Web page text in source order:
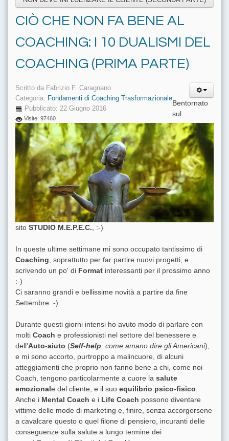
CIÒ CHE NON FA BENE AL
COACHING: I 10 DUALISMI DEL
COACHING (PRIMA PARTE)
Scritto da Fabrizio F. Caragnano
Categoria: Fondamenti di Coaching Trasformazionale
Pubblicato: 22 Giugno 2016
Visite: 97460
Bentornato
sul
sito STUDIO M.E.P.E.C. , :-)
In queste ultime settimane mi sono occupato tantissimo di
Coaching , soprattutto per far partire nuovi progetti, e
scrivendo un po' di Format interessanti per il prossimo anno
:-)
Ci saranno grandi e bellissime novità a partire da fine
Settembre :-)
Durante questi giorni intensi ho avuto modo di parlare con
molti Coach e professionisti nel settore del benessere e
dell'Auto-aiuto (Self-help , come amano dire gli Americani),
e mi sono accorto, purtroppo a malincuore, di alcuni
atteggiamenti che proprio non fanno bene a chi, come noi
Coach, tengono particolarmente a cuore la salute
emozionale del cliente, e il suo equilibrio psico-fisico
Anche i Mental Coach e i Life Coach possono diventare
vittime delle mode di marketing e, finire, senza accorgersene
a cavalcare questo o quel filone di pensiero, incuranti delle
conseguenze sulla salute a lungo termine dei